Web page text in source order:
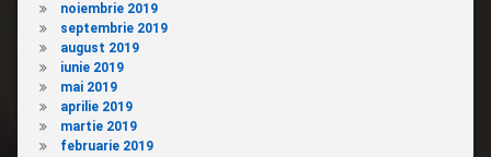
noiembrie 2019
septembrie 2019
august 2019
iunie 2019
mai 2019
aprilie 2019
martie 2019
februarie 2019